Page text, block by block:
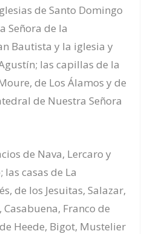
de Santo Domingo
Señora de la
Bautista y la iglesia y
las capillas de la
de Los Álamos y de
de Nuestra Señora
de Nava, Lercaro y
las casas de La
de los Jesuitas, Salazar,
Franco de
Heede, Bigot, Mustelier